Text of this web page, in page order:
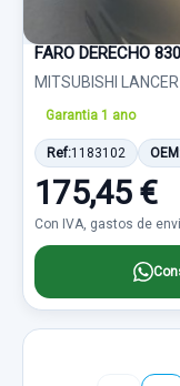
FARO DERECHO
MITSUBISHI
Garantia 1 ano
Ref:1183102
175,45 €
Con IVA, gastos de